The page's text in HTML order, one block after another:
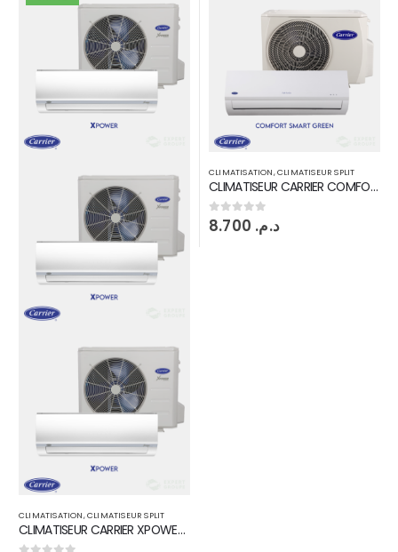
CLIMATISEUR CARRIER COMFORT SMART GREEN 24000 Btu par heur R410
د.م.
CLIMATISATION,CLIMATISEUR GAINABLE
Climatiseur gainable CARRIER 12000 BTU par H R410
0sur 5
le 1er site d’Energie Solaire, Climatisation, Piscine
Les Experts des énergies renouvelables et climatisation
depuis 2015, Expert groupe vous propose des produits de